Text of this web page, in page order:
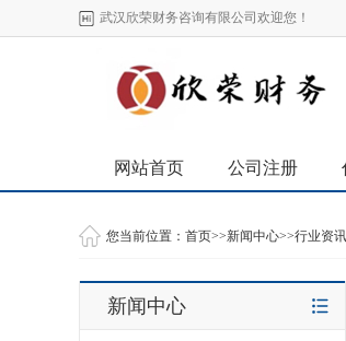
武汉欣荣财务咨询有限公司欢迎您！
网站首页 公司注册
您当前位置： 首页>>新闻中心>>行业资讯
新闻中心